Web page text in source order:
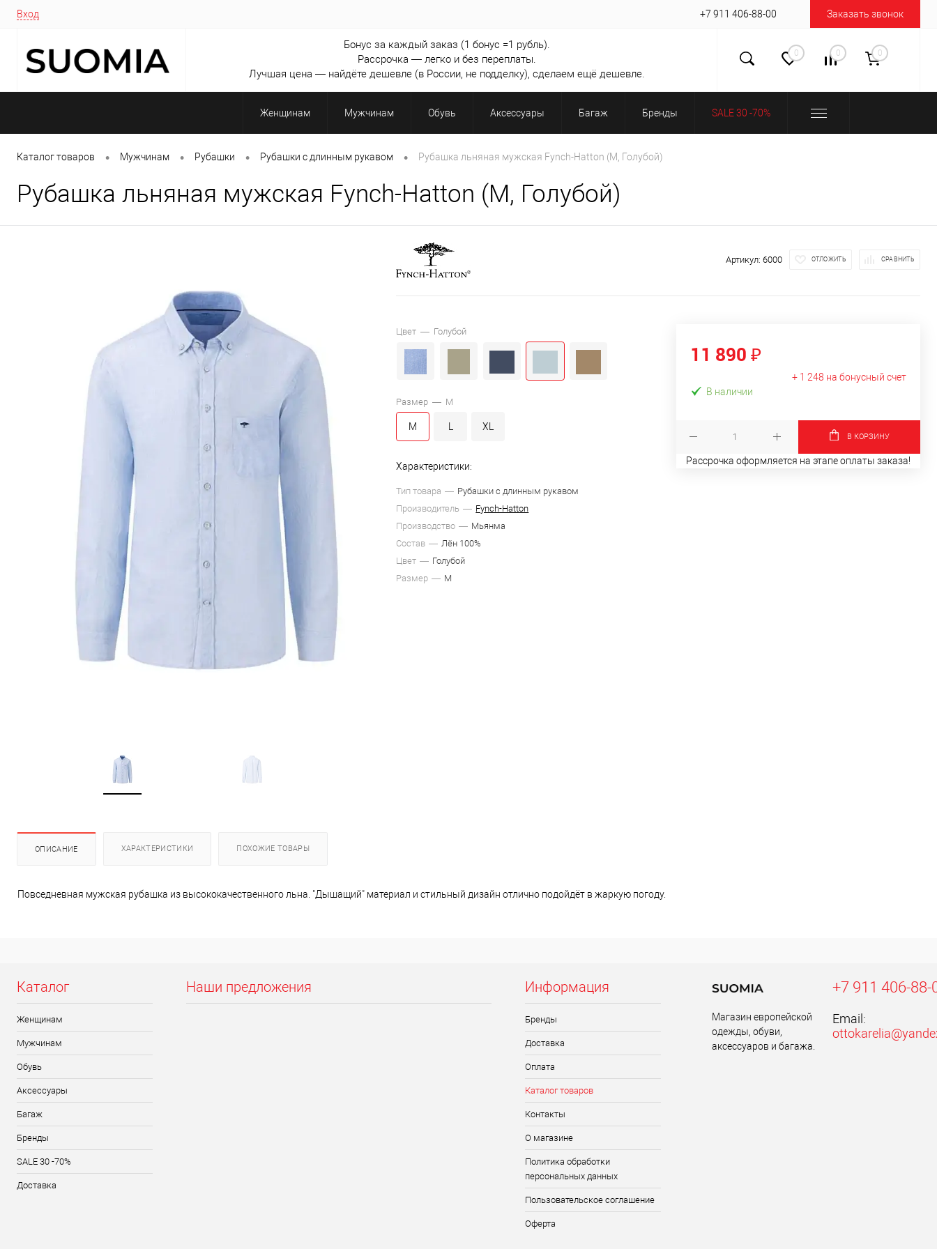
Вход +7 911 406-88-00 Заказать звонок
Бонус за каждый заказ (1 бонус =1 рубль).
Рассрочка — легко и без переплаты.
Лучшая цена — найдёте дешевле (в России, не подделку), сделаем ещё дешевле.
0 0 0
Женщинам Мужчинам Обувь Аксессуары Багаж Бренды SALE 30 -70%
Каталог товаров • Мужчинам • Рубашки • Рубашки с длинным рукавом • Рубашка льняная мужская Fynch-Hatton (M, Голубой)
Рубашка льняная мужская Fynch-Hatton (M, Голубой)
Артикул: 6000 ОТЛОЖИТЬ СРАВНИТЬ
Цвет — Голубой
Размер — M
M XL
Характеристики:
Тип товара
Рубашки с длинным рукавом
Производитель
Fynch-Hatton
Производство
Мьянма
Состав
Лён 100%
Цвет
Голубой
Размер
M
11 890 ₽
+ 1 248 на бонусный счет
В наличии
В КОРЗИНУ
Рассрочка оформляется на этапе оплаты заказа!
ОПИСАНИЕ ХАРАКТЕРИСТИКИ ПОХОЖИЕ ТОВАРЫ
Повседневная мужская рубашка из высококачественного льна. "Дышащий" материал и стильный дизайн отлично подойдёт в жаркую погоду.
Каталог
Женщинам
Мужчинам
Обувь
Аксессуары
Багаж
Бренды
SALE 30 -70%
Доставка
Наши предложения Информация
Бренды
Доставка
Оплата
Каталог товаров
Контакты
О магазине
Политика обработки
персональных данных
Пользовательское соглашение
Оферта
Магазин европейской
одежды, обуви,
аксессуаров и багажа.
+7 911 406-88-
Email: